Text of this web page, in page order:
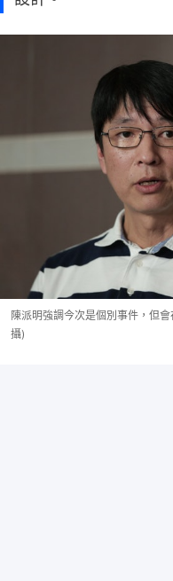
陳派明強調今次是個別事件，但
攝)